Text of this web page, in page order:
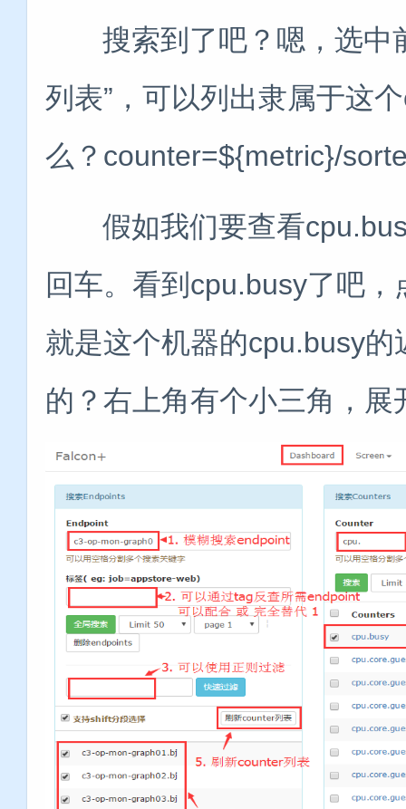
搜索到了吧？嗯，选中
列表”，可以列出隶属于这
么？counter=${metric}/
假如我们要查看
回车。看到cpu.busy了吧
就是这个机器的cpu.busy
的？右上角有个小三角，